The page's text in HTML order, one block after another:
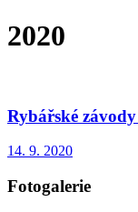
2020
Rybářské
14. 9. 2020
Fotogalerie